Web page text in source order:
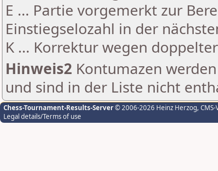
E ... Partie vorgemerkt zur
Einstiegselozahl in der
K ... Korrektur wegen
Hinweis2 Kontumazen
und sind in der Liste nicht
Chess-Tournament-Results-Server© 2006-2026 Heinz Herzog,
Legal details/Terms of use